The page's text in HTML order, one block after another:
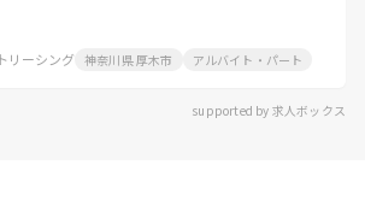
リーシング 神奈川県 厚木市 アルバイト・パート
supported by 求人ボックス